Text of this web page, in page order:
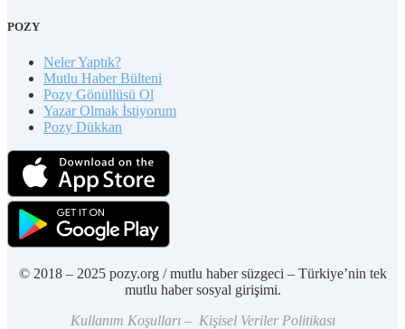
POZY
Neler Yaptık?
Mutlu Haber Bülteni
Pozy Gönüllüsü Ol
Yazar Olmak İstiyorum
Pozy Dükkan
© 2018 – 2025 pozy.org / mutlu haber süzgeci – Türkiye’nin tek
mutlu haber sosyal girişimi.
Kullanım Koşulları – Kişisel Veriler Politikası